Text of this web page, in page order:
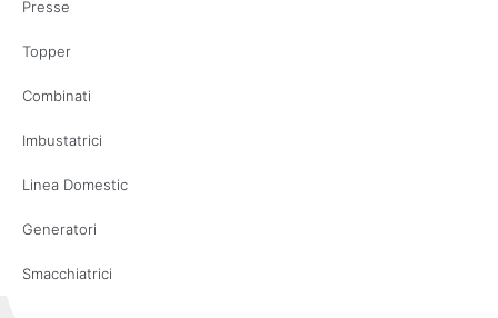
Presse
Topper
Combinati
Imbustatrici
Linea Domestic
Generatori
Smacchiatrici